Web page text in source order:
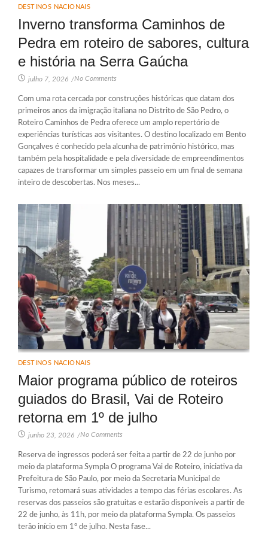
DESTINOS NACIONAIS
Inverno transforma Caminhos de
Pedra em roteiro de sabores, cultura
e história na Serra Gaúcha
julho 7, 2026 /No Comments
Com uma rota cercada por construções históricas que datam dos
primeiros anos da imigração italiana no Distrito de São Pedro, o
Roteiro Caminhos de Pedra oferece um amplo repertório de
experiências turísticas aos visitantes. O destino localizado em Bento
Gonçalves é conhecido pela alcunha de patrimônio histórico, mas
também pela hospitalidade e pela diversidade de empreendimentos
capazes de transformar um simples passeio em um final de semana
inteiro de descobertas. Nos meses...
DESTINOS NACIONAIS
Maior programa público de roteiros
guiados do Brasil, Vai de Roteiro
retorna em 1º de julho
junho 23, 2026 /No Comments
Reserva de ingressos poderá ser feita a partir de 22 de junho por
meio da plataforma Sympla O programa Vai de Roteiro, iniciativa da
Prefeitura de São Paulo, por meio da Secretaria Municipal de
Turismo, retomará suas atividades a tempo das férias escolares. As
reservas dos passeios são gratuitas e estarão disponíveis a partir de
22 de junho, às 11h, por meio da plataforma Sympla. Os passeios
terão início em 1º de julho. Nesta fase...